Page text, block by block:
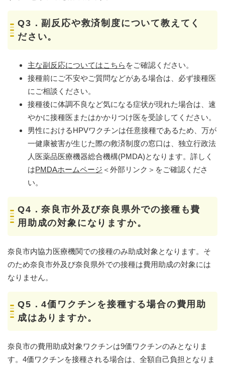
Q3．副反応や救済制度について教えてく
ださい。
主な副反応についてはこちら をご確認ください。
接種前にご不安やご質問などがある場合は、必ず接種医
にご相談ください。
接種後に体調不良など気になる症状が現れた場合は、速
やかに接種医またはかかりつけ医を受診してください。
男性におけるHPVワクチンは任意接種であるため、万が
一健康被害が生じた際の救済制度の窓口は、独立行政法
人医薬品医療機器総合機構(PMDA)となります。詳しく
はPMDAホームページ ＜外部リンク＞ をご確認くださ
い。
Q4．奈良市外及び奈良県外での接種も費
用助成の対象になりますか。
奈良市内協力医療機関での接種のみ助成対象となります。そ
のため奈良市外及び奈良県外での接種は費用助成の対象には
なりません。
Q5．4価ワクチンを接種する場合の費用助
成はありますか。
奈良市の費用助成対象ワクチンは9価ワクチンのみとなりま
す。4価ワクチンを接種される場合は、全額自己負担となりま